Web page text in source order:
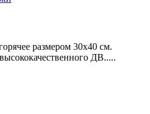
размером 30х40 см.
ДВ.....